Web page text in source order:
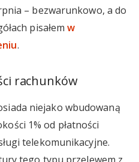
– bezwarunkowo, a do
pisałemw
.
rachunków
niejako wbudowaną
1% od płatności
telekomunikacyjne.